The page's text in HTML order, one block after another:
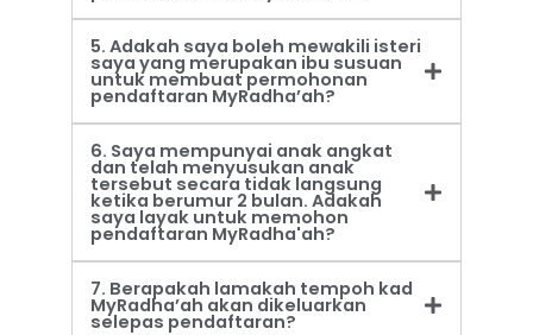
5. Adakah saya boleh mewakili isteri
saya yang merupakan ibu susuan
untuk membuat permohonan
pendaftaran MyRadha’ah?
6. Saya mempunyai anak angkat
dan telah menyusukan anak
tersebut secara tidak langsung
ketika berumur 2 bulan. Adakah
saya layak untuk memohon
pendaftaran MyRadha'ah?
7. Berapakah lamakah tempoh kad
MyRadha’ah akan dikeluarkan
selepas pendaftaran?